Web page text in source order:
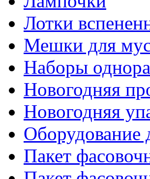
Лотки
Мешки для
Наборы
Новогодняя
Новогодняя
Оборудование
Пакет